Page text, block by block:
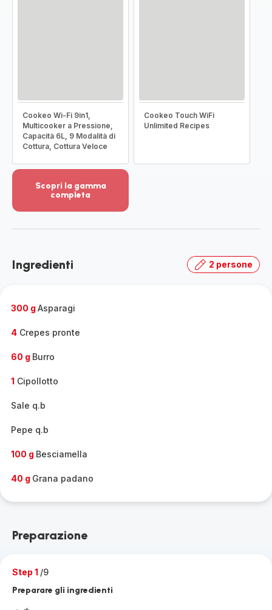
Cookeo Wi-Fi 9in1,
Multicooker a Pressione,
Capacità 6L, 9 Modalità di
Cottura, Cottura Veloce
Cookeo Touch WiFi
Unlimited Recipes
Scopri la gamma
completa
dettagli
la
Ingredienti 2 persone
300 g Asparagi
4 Crepes pronte
60 g Burro
1 Cipollotto
Sale q.b
Pepe q.b
100 g Besciamella
40 g Grana padano
Preparazione
Step 1 /9
Preparare gli ingredienti